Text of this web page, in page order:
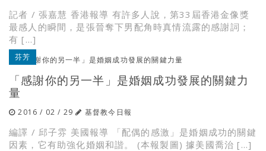
記者 / 張嘉慧 香港報導 有許多人說，第33屆香港金像獎
最感人的瞬間，是張晉奪下男配角時真情流露的感謝詞；
有 […]
芬芳
「感謝你的另一半」是婚姻成功發展的關鍵力
量
2016 / 02 / 29 基督教今日報
編譯 / 邱子雰 美國報導 「配偶的感激」是婚姻成功的關鍵
因素，它有助強化婚姻和諧。 (本報製圖) 據美國喬治 […]